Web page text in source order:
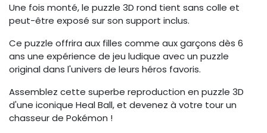
Une fois monté, le puzzle 3D rond tient sans colle et
peut-être exposé sur son support inclus.
Ce puzzle offrira aux filles comme aux garçons dès 6
ans une expérience de jeu ludique avec un puzzle
original dans l'univers de leurs héros favoris.
Assemblez cette superbe reproduction en puzzle 3D
d'une iconique Heal Ball, et devenez à votre tour un
chasseur de Pokémon !